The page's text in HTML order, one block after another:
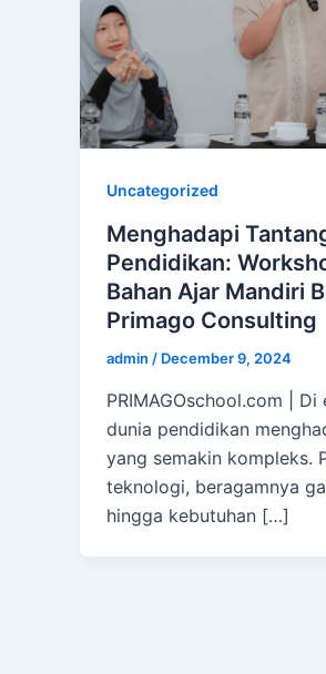
Uncategorized
Menghadapi
Pendidikan:
Bahan Ajar Mandiri
Primago Consulting
admin / December 9, 2024
PRIMAGOschool.com | Di
dunia pendidikan
yang semakin kompleks.
teknologi, beragamnya
hingga kebutuhan […]